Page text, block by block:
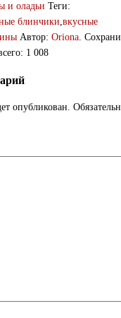
и оладьи Теги:
блинчики,вкусные
Автор: Oriona.
1 008
опубликован.